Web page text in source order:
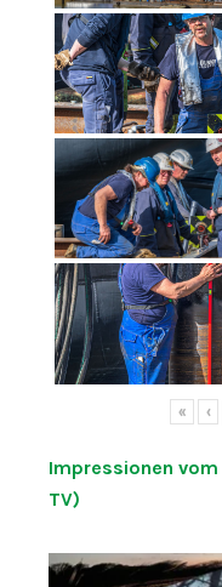
« ‹
Impressionen
TV)